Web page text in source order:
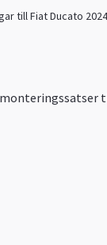
till Fiat Ducato